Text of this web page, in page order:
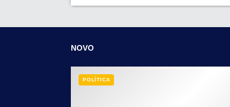
NOVO
POLÍTICA